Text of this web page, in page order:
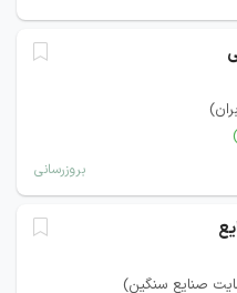
بروزرسانی
صنایع سنگین)